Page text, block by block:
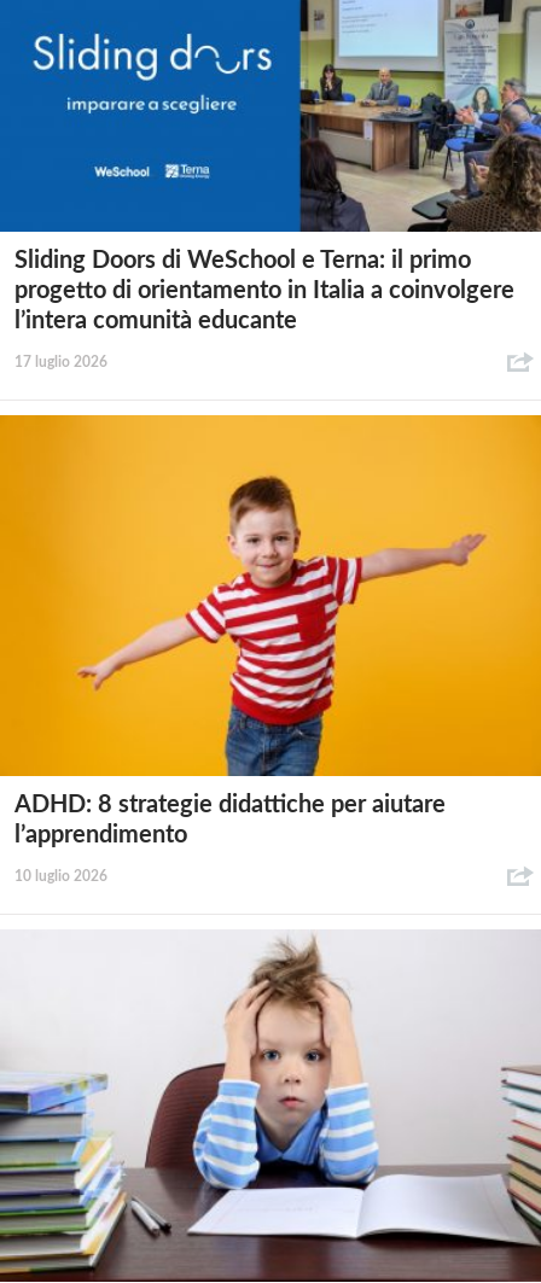
Sliding Doors di WeSchool e Terna: il primo
progetto di orientamento in Italia a coinvolgere
l’intera comunità educante
17 luglio 2026
ADHD: 8 strategie didattiche per aiutare
l’apprendimento
10 luglio 2026